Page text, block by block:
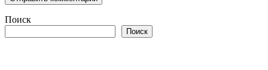
Поиск
Поиск